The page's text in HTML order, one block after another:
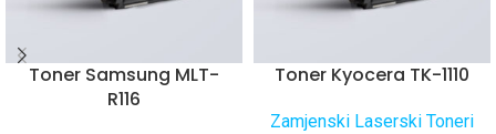
Toner Samsung MLT-
R116
Toner Kyocera TK-1110
Zamjenski Laserski Toneri